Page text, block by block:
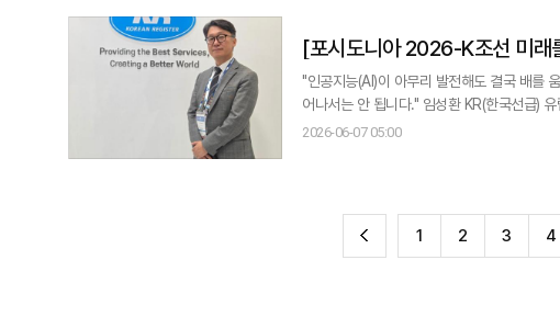
[포시도니아 2026-K조선 미래를 묻다②] 임성환 KR 유럽본부
답은 사람…민관 원팀으로 대응
"인공지능(AI)이 아무리 발전해도 결국 배를
어나서는 안 됩니다." 임성환 KR(한국선급) 유럽지역본부장은 5일(현지시간) 그리스 아테네에서 열린 세계 최대 해양박람
회 '포시도니아 2026' 현장에서 본지와 만나 최근
2026-06-07 05:00
이 1 2 3 4